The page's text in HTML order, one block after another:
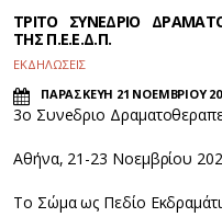
ΤΡΙΤΟ ΣΥΝΕΔΡΙΟ
ΤΗΣ Π.Ε.Ε.Δ.Π.
ΕΚΔΗΛΩΣΕΙΣ
ΠΑΡΑΣΚΕΥΗ 21 ΝΟΕΜΒΡΙΟΥ
3ο Συνeδριο
Aθήνα, 21-23 Νοεμβρίου
Το Σώμα ως Πεδίο